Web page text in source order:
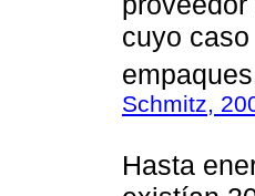
cuyo
Schmitz,
Hasta